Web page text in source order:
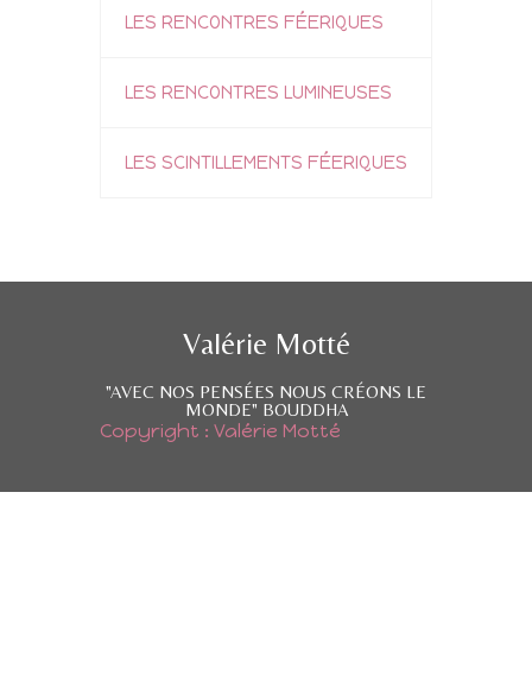
LES RENCONTRES FÉERIQUES
LES RENCONTRES LUMINEUSES
LES SCINTILLEMENTS FÉERIQUES
Valérie Motté
"AVEC NOS PENSÉES NOUS CRÉONS LE
MONDE" BOUDDHA
Copyright : Valérie Motté